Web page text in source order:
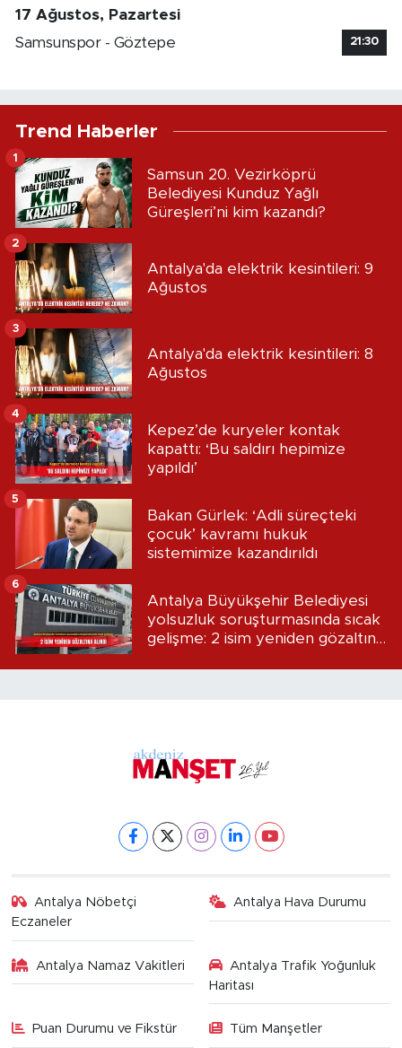
17 Ağustos, Pazartesi
Samsunspor - Göztepe
21:30
Trend Haberler
Samsun 20. Vezirköprü
Belediyesi Kunduz Yağlı
Güreşleri’ni kim kazandı?
1
Antalya'da elektrik kesintileri: 9
Ağustos
2
Antalya'da elektrik kesintileri: 8
Ağustos
3
Kepez’de kuryeler kontak
kapattı: ‘Bu saldırı hepimize
yapıldı’
4
Bakan Gürlek: ‘Adli süreçteki
çocuk’ kavramı hukuk
sistemimize kazandırıldı
5
Antalya Büyükşehir Belediyesi
yolsuzluk soruşturmasında sıcak
gelişme: 2 isim yeniden gözaltına
6
Antalya Nöbetçi
Eczaneler
Antalya Hava Durumu
Antalya Namaz Vakitleri
Antalya Trafik Yoğunluk
Haritası
Puan Durumu ve Fikstür Tüm Manşetler